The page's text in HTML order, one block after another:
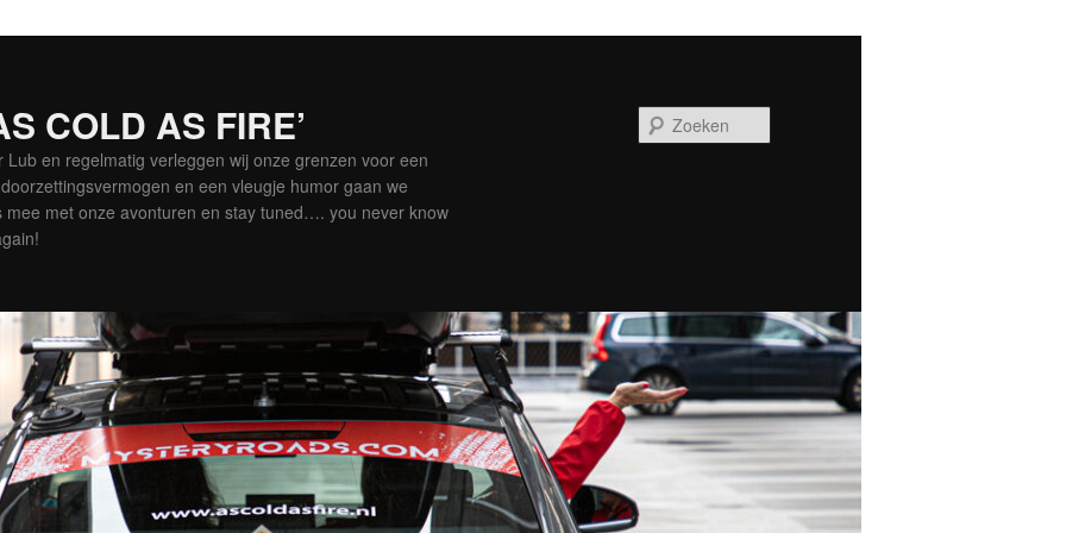
COLD AS FIRE’
Lub en regelmatig verleggen wij onze grenzen voor een
en een vleugje humor gaan we
mee met onze avonturen en stay tuned…. you never know